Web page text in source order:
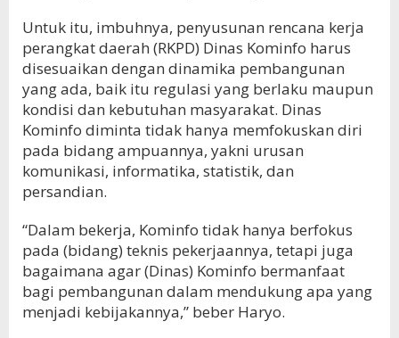
Untuk itu, imbuhnya, penyusunan rencana kerja
perangkat daerah (RKPD) Dinas Kominfo harus
disesuaikan dengan dinamika pembangunan
yang ada, baik itu regulasi yang berlaku maupun
kondisi dan kebutuhan masyarakat. Dinas
Kominfo diminta tidak hanya memfokuskan diri
pada bidang ampuannya, yakni urusan
komunikasi, informatika, statistik, dan
persandian.
“Dalam bekerja, Kominfo tidak hanya berfokus
pada (bidang) teknis pekerjaannya, tetapi juga
bagaimana agar (Dinas) Kominfo bermanfaat
bagi pembangunan dalam mendukung apa yang
menjadi kebijakannya,” beber Haryo.